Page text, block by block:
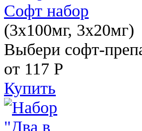
Софт набор
(3x100мг, 3x20мг)
Выбери софт-
от 117 Р
Купить